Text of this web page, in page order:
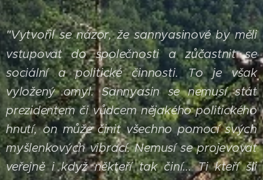
"Vytvořil se názor, že sannyasinové by měli
vstupovat do společnosti a zůčastnit se
sociální a politické činnosti. To je však
vyložený omyl. Sannyasin se nemusí stát
prezidentem či vůdcem nějakého politického
hnutí, on může činit všechno pomocí svých
myšlenkových vibrací. Nemusí se projevovat
veřejně i když někteří tak činí...Ti kteří šli